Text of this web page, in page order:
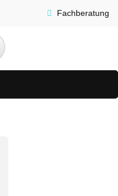
Fachberatung